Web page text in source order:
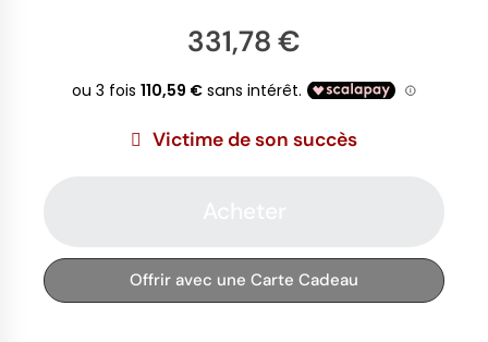
331,78 €
Victime de son succès
Offrir avec une Carte Cadeau